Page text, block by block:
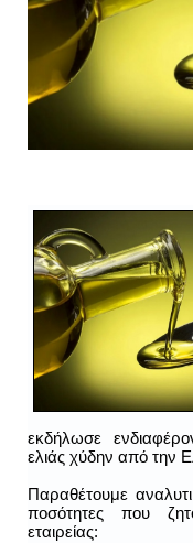
εκδήλωσε
ελιάς χύδην από την
Παραθέτουμε
ποσότητες που
εταιρείας: